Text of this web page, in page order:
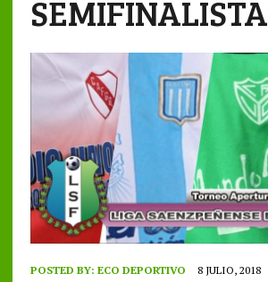
POSTED BY: ECO DEPORTIVO 8 JULIO, 2018